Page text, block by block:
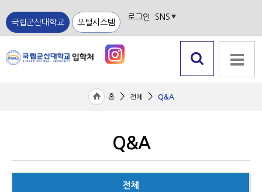
국립군산대학교 포털시스템
로그인 SNS
홈 > 전체 > Q&A
Q&A
전체